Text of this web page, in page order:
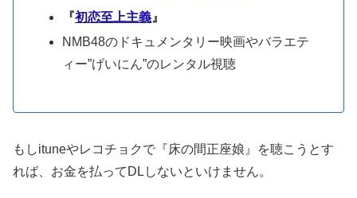
『初恋至上主義 』
NMB48のドキュメンタリー映画やバラエテ
ィー”げいにん”のレンタル視聴
もしituneやレコチョクで『床の間正座娘』を聴こうとす
れば、お金を払ってDLしないといけません。